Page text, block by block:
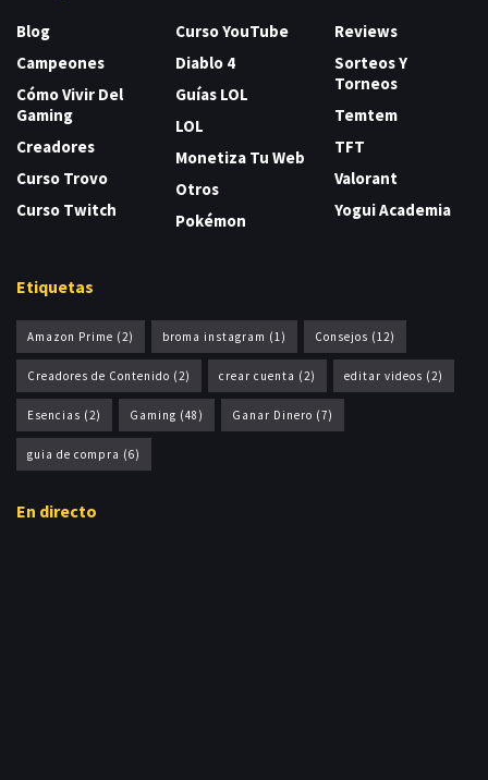
Blog
Campeones
Cómo Vivir Del
Gaming
Creadores
Curso Trovo
Curso Twitch
Curso YouTube
Diablo 4
Guías LOL
LOL
Monetiza Tu Web
Otros
Pokémon
Reviews
Sorteos Y
Torneos
Temtem
TFT
Valorant
Yogui Academia
Etiquetas
Amazon Prime (2) broma instagram (1) Consejos (12)
Creadores de Contenido (2) crear cuenta (2) editar videos (2)
Esencias (2) Gaming (48) Ganar Dinero (7)
guia de compra (6)
En directo